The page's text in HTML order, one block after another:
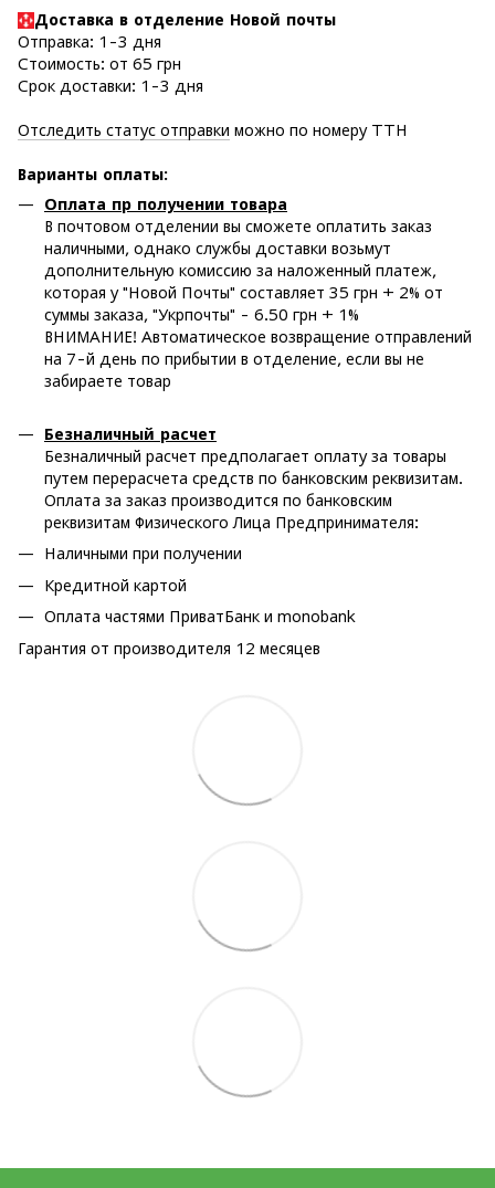
Доставка в отделение Новой почты
Отправка: 1-3 дня
Стоимость: от 65 грн
Срок доставки: 1-3 дня
Отследить статус отправки можно по номеру ТТН
Варианты оплаты:
Оплата пр получении товара
В почтовом отделении вы сможете оплатить заказ
наличными, однако службы доставки возьмут
дополнительную комиссию за наложенный платеж,
которая у "Новой Почты" составляет 35 грн + 2% от
суммы заказа, "Укрпочты" - 6.50 грн + 1%
ВНИМАНИЕ! Автоматическое возвращение отправлений
на 7-й день по прибытии в отделение, если вы не
забираете товар
Безналичный расчет
Безналичный расчет предполагает оплату за товары
путем перерасчета средств по банковским реквизитам.
Оплата за заказ производится по банковским
реквизитам Физического Лица Предпринимателя:
Наличными при получении
Кредитной картой
Оплата частями ПриватБанк и monobank
Гарантия от производителя 12 месяцев